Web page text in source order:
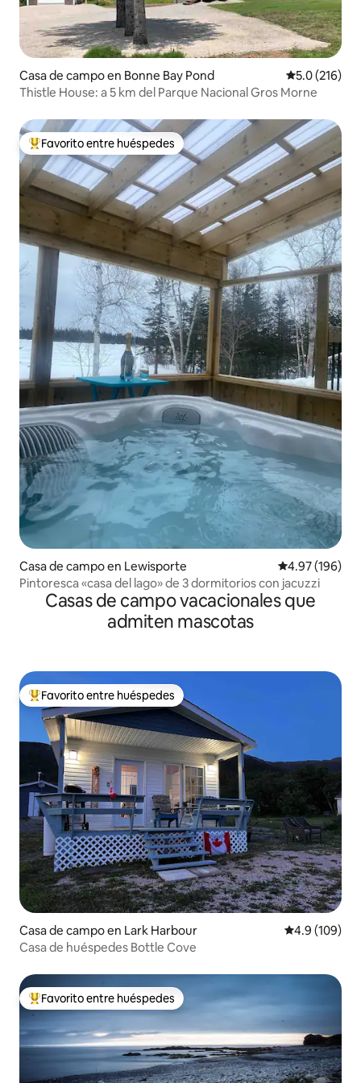
Casa de campo en Bonne Bay Pond Calificación
5.0 (216)
Thistle House: a 5 km del Parque Nacional Gros Morne
Favorito entre huéspedes preferido
Favorito entre huéspedes
Casa de campo en Lewisporte Calificación
4.97 (196)
Pintoresca «casa del lago» de 3 dormitorios con jacuzzi
Casas de campo vacacionales que
admiten mascotas
Favorito entre huéspedes preferido
Favorito entre huéspedes
Casa de campo en Lark Harbour Calificación
4.9 (109)
Casa de huéspedes Bottle Cove
Favorito entre huéspedes preferido
Favorito entre huéspedes